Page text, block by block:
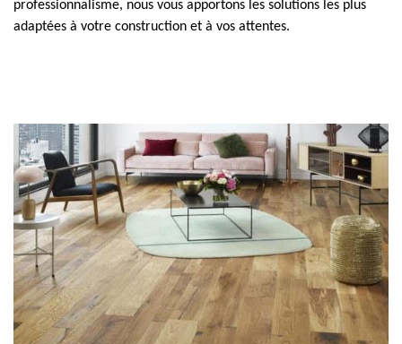
professionnalisme, nous vous apportons les solutions les plus
adaptées à votre construction et à vos attentes.